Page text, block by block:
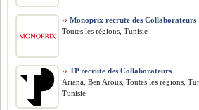
›› Monoprix recrute des Collaborateurs
Toutes les régions, Tunisie
›› TP recrute des Collaborateurs
Ariana, Ben Arous, Toutes les régions,
Tunisie